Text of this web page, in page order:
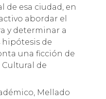
de esa ciudad, en
abordar el
y determinar a
hipótesis de
una ficción de
de
Mellado